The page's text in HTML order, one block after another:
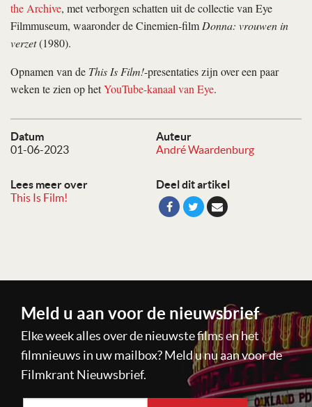
Datum
01-06-2023
Auteur
André Waardenburg
Lees meer over
This Is Film!
Deel dit artikel
the Archive, met verborgen schatten uit de collectie van Eye
Filmmuseum, waaronder de Cinemien-film Donna: vrouwen in
verzet(1980).
Opnamen van de This Is Film!-presentaties zijn over een paar
weken te zien op hetYouTube-kanaal van Eye.
Meld u aan voor de nieuwsbrief
Elke week alles over de nieuwste films en het
filmnieuws in uw mailbox? Meld u nu aan voor de
Filmkrant Nieuwsbrief.